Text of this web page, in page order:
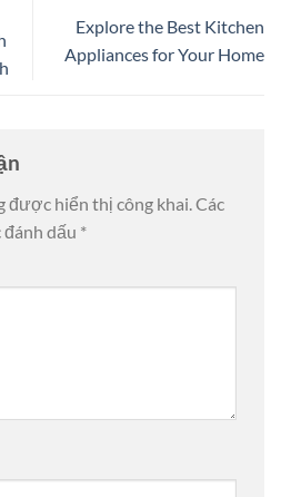
Explore the Best Kitchen
Appliances for Your Home
được hiển thị công khai.Các
dấu *